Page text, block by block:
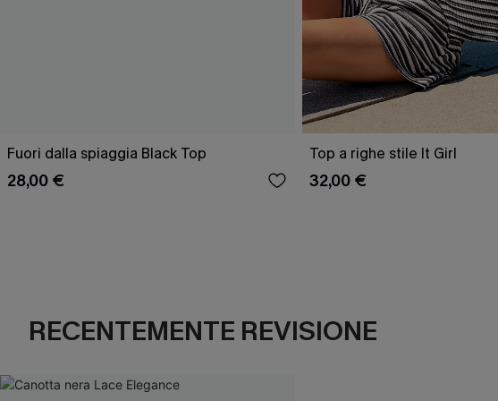
Fuori dalla spiaggia Black Top
28,00 €
Top a righe stile It Girl
32,00 €
RECENTEMENTE REVISIONE